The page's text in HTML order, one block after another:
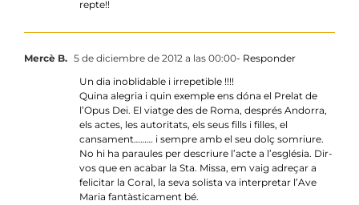
repte!!
Mercè B. 5 de diciembre de 2012 a las 00:00- Responder
Un dia inoblidable i irrepetible !!!!
Quina alegria i quin exemple ens dóna el Prelat de
l’Opus Dei. El viatge des de Roma, després Andorra,
els actes, les autoritats, els seus fills i filles, el
cansament……… i sempre amb el seu dolç somriure.
No hi ha paraules per descriure l’acte a l’església. Dir-
vos que en acabar la Sta. Missa, em vaig adreçar a
felicitar la Coral, la seva solista va interpretar l’Ave
Maria fantàsticament bé.